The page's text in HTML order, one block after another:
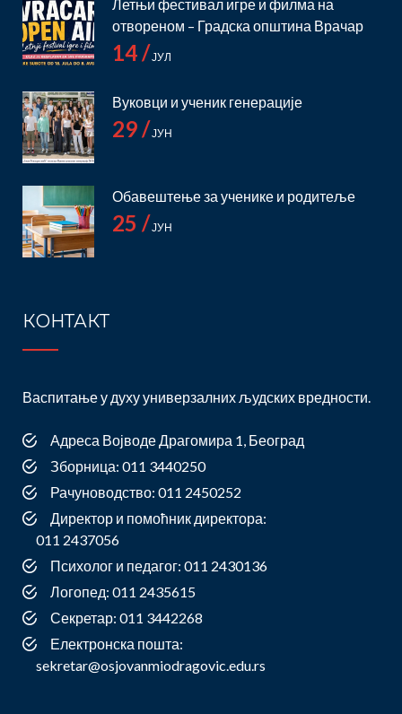
Летњи фестивал игре и филма на
отвореном – Градска општина Врачар
14 /ЈУЛ
Вуковци и ученик генерације
29 /ЈУН
Обавештење за ученике и родитеље
25 /ЈУН
КОНТАКТ
Васпитање у духу универзалних људских вредности.
Адреса Војводе Драгомира 1, Београд
Зборница: 011 3440250
Рачуноводство: 011 2450252
Директор и помоћник директора:
011 2437056
Психолог и педагог: 011 2430136
Логопед: 011 2435615
Секретар: 011 3442268
Електронска пошта:
sekretar@osjovanmiodragovic.edu.rs